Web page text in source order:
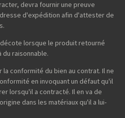
devra fournir une preuve
d'expédition afin d'attester de
lorsque le produit retourné
raisonnable.
conformité du bien au contrat. Il ne
en invoquant un défaut qu'il
lorsqu'il a contracté. Il en va de
dans les matériaux qu'il a lui-